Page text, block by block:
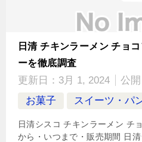
日清 チキンラーメン チョ
ーを徹底調査
更新日： 3月 1, 2024 公開
お菓子
スイーツ・パ
日清シスコ チキンラーメン チ
から・いつまで・販売期間 日